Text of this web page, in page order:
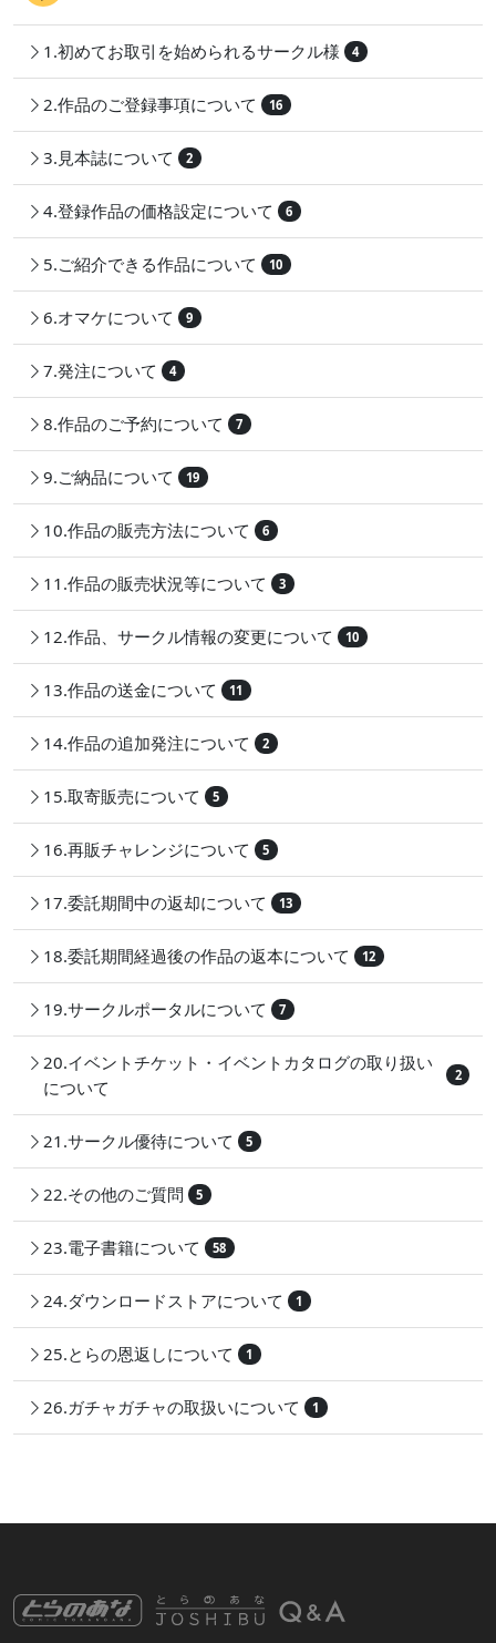
1.初めてお取引を始められるサークル様 4
2.作品のご登録事項について 16
3.見本誌について 2
4.登録作品の価格設定について 6
5.ご紹介できる作品について 10
6.オマケについて 9
7.発注について 4
8.作品のご予約について 7
9.ご納品について 19
10.作品の販売方法について 6
11.作品の販売状況等について 3
12.作品、サークル情報の変更について 10
13.作品の送金について 11
14.作品の追加発注について 2
15.取寄販売について 5
16.再販チャレンジについて 5
17.委託期間中の返却について 13
18.委託期間経過後の作品の返本について 12
19.サークルポータルについて 7
20.イベントチケット・イベントカタログの取り扱い
について
2
21.サークル優待について 5
22.その他のご質問 5
23.電子書籍について 58
24.ダウンロードストアについて 1
25.とらの恩返しについて 1
26.ガチャガチャの取扱いについて 1